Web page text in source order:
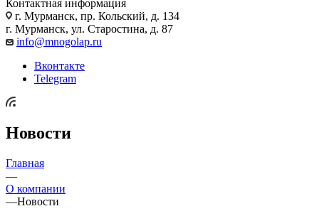
Контактная информация
г. Мурманск, пр. Кольский, д. 134
г. Мурманск, ул. Старостина, д. 87
info@mnogolap.ru
Вконтакте
Telegram
Новости
Главная
—
О компании
—Новости